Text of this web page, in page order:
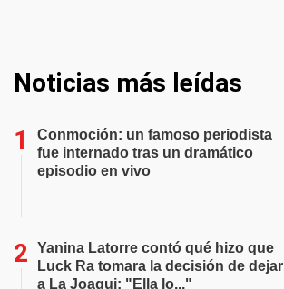
Noticias más leídas
Conmoción: un famoso periodista
fue internado tras un dramático
episodio en vivo
Yanina Latorre contó qué hizo que
Luck Ra tomara la decisión de dejar
a La Joaqui: "Ella lo..."